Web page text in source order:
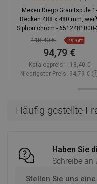
Häufig gestellte
Haben Sie
Schreibe an
Stellen Sie uns eine
Mexen Diego Granitspüle 1-
Becken 488 x 480 mm,
Siphon chrom - 6512481000-
118,40 € -19,94%
94,79 €
Katalogpreis: 118,40 €
Niedrigster Preis: 94,79 €